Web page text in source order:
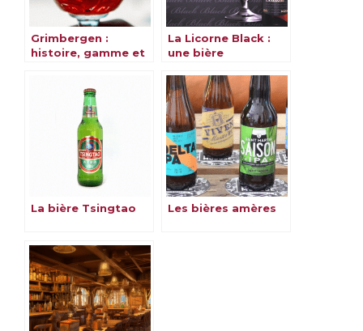
Grimbergen :
histoire, gamme et
La Licorne Black :
une bière
magique
La bière Tsingtao Les bières amères